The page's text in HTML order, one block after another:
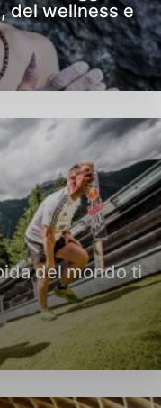
del mondo ti
del wellness e